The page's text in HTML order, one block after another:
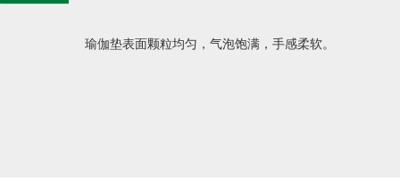
瑜伽垫表面颗粒均匀，气泡饱满，手感柔软。